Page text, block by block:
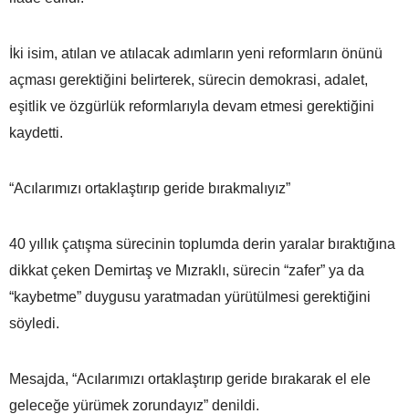
İki isim, atılan ve atılacak adımların yeni reformların önünü
açması gerektiğini belirterek, sürecin demokrasi, adalet,
eşitlik ve özgürlük reformlarıyla devam etmesi gerektiğini
kaydetti.
“Acılarımızı ortaklaştırıp geride bırakmalıyız”
40 yıllık çatışma sürecinin toplumda derin yaralar bıraktığına
dikkat çeken Demirtaş ve Mızraklı, sürecin “zafer” ya da
“kaybetme” duygusu yaratmadan yürütülmesi gerektiğini
söyledi.
Mesajda, “Acılarımızı ortaklaştırıp geride bırakarak el ele
geleceğe yürümek zorundayız” denildi.